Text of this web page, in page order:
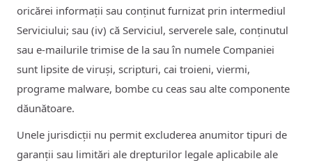
oricărei informații sau conținut furnizat prin intermediul
Serviciului; sau (iv) că Serviciul, serverele sale, conținutul
sau e-mailurile trimise de la sau în numele Companiei
sunt lipsite de viruși, scripturi, cai troieni, viermi,
programe malware, bombe cu ceas sau alte componente
dăunătoare.
Unele jurisdicții nu permit excluderea anumitor tipuri de
garanții sau limitări ale drepturilor legale aplicabile ale